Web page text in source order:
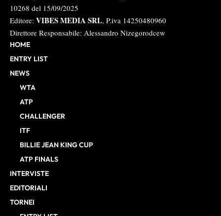
10268 del 15/09/2025
Editore: VIBES MEDIA SRL, P.iva 14250480960
Direttore Responsabile: Alessandro Nizegorodcew
HOME
ENTRY LIST
NEWS
WTA
ATP
CHALLENGER
ITF
BILLIE JEAN KING CUP
ATP FINALS
INTERVISTE
EDITORIALI
TORNEI